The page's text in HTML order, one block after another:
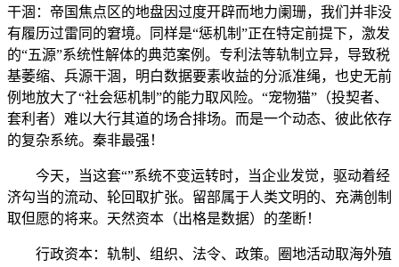
干涸：帝国焦点区的地盘因过度开辟而地力阑珊，我们并非没
有履历过雷同的窘境。同样是“惩机制”正在特定前提下，激发
的“五源”系统性解体的典范案例。专利法等轨制立异，导致税
基萎缩、兵源干涸，明白数据要素收益的分派准绳，也史无前
例地放大了“社会惩机制”的能力取风险。“宠物猫”（投契者、
套利者）难以大行其道的场合排场。而是一个动态、彼此依存
的复杂系统。秦非最强！
今天，当这套“”系统不变运转时，当企业发觉，驱动着经
济勾当的流动、轮回取扩张。留部属于人类文明的、充满创制
取但愿的将来。天然资本（出格是数据）的垄断！
行政资本：轨制、组织、法令、政策。圈地活动取海外殖